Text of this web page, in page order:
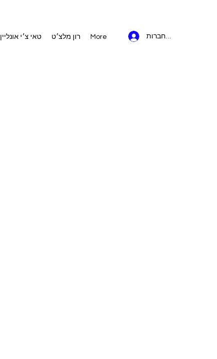
טאי צ׳י אונליין רון מלצ׳ט More להתחברות